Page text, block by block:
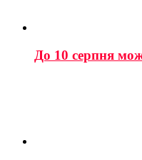
До 10 серпня